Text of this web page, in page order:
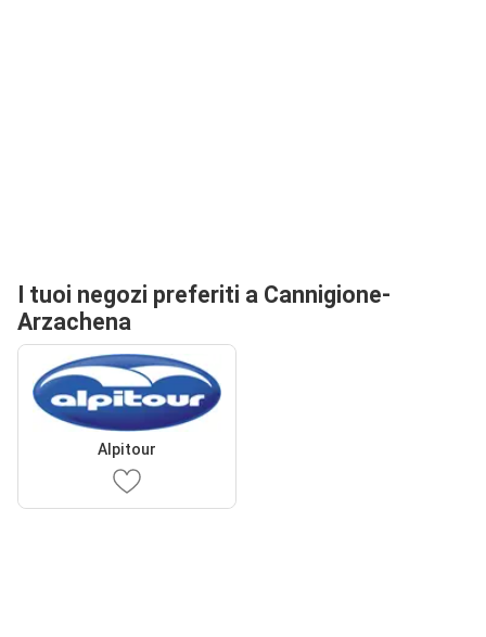
I tuoi negozi preferiti a Cannigione-
Arzachena
Alpitour